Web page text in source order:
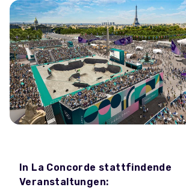
In La Concorde stattfindende
Veranstaltungen: